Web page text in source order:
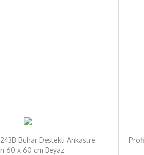
Buhar Destekli Ankastre
60 x 60 cm Beyaz